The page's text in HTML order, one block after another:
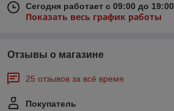
Сегодня работает с 09:00 до 19:00
Показать весь график работы
Отзывы о магазине
25 отзывов за всё время
Покупатель